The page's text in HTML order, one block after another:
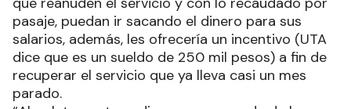
pasaje, puedan ir sacando el dinero para sus
salarios, además, les ofrecería un incentivo (UTA
dice que es un sueldo de 250 mil pesos) a fin de
recuperar el servicio que ya lleva casi un mes
parado.